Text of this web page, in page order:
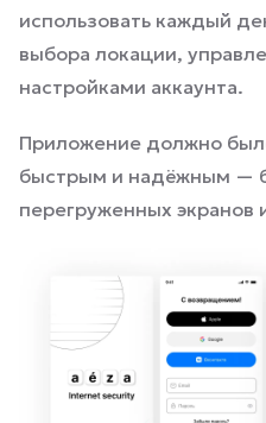
использовать каждый
выбора локации,
настройками аккаунта.
Приложение должно
быстрым и надёжным —
перегруженных экранов